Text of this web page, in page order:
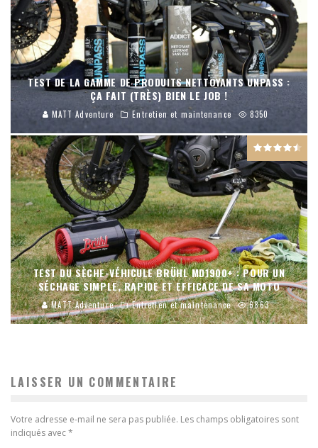
TEST DE LA GAMME DE PRODUITS NETTOYANTS UNPASS :
ÇA FAIT (TRÈS) BIEN LE JOB !
MATT Adventure Entretien et maintenance 8350
TEST DU SÈCHE-VÉHICULE BRÜHL MD1900+ : POUR UN
SÉCHAGE SIMPLE, RAPIDE ET EFFICACE DE SA MOTO
MATT Adventure Entretien et maintenance 6863
LAISSER UN COMMENTAIRE
Votre adresse e-mail ne sera pas publiée. Les champs obligatoires sont
indiqués avec*